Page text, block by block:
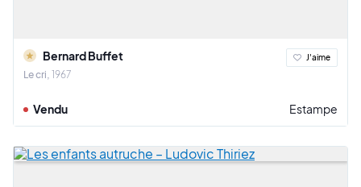
Bernard Buffet
Le cri 1967
J'aime
Vendu Estampe